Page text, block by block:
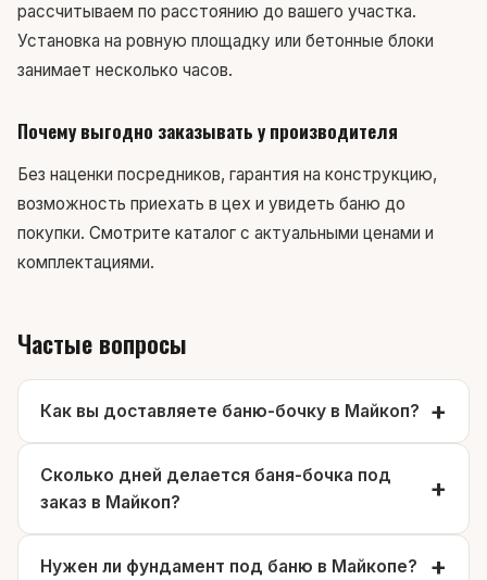
рассчитываем по расстоянию до вашего участка.
Установка на ровную площадку или бетонные блоки
занимает несколько часов.
Почему выгодно заказывать у производителя
Без наценки посредников, гарантия на конструкцию,
возможность приехать в цех и увидеть баню до
покупки. Смотрите каталог с актуальными ценами и
комплектациями.
Частые вопросы
Как вы доставляете баню-бочку в Майкоп?
Сколько дней делается баня-бочка под
заказ в Майкоп?
Нужен ли фундамент под баню в Майкопе?